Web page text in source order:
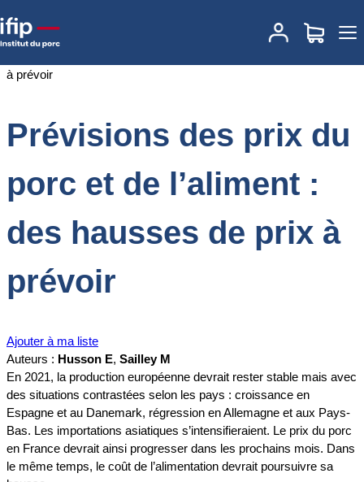
Accueil
Prévisions des prix du porc et de
l’aliment : des hausses de prix à prévoir
Prévisions des prix du
porc et de l’aliment :
des hausses de prix à
prévoir
Ajouter à ma liste
Auteurs : Husson E, Sailley M
En 2021, la production européenne devrait rester stable mais avec
des situations contrastées selon les pays : croissance en
Espagne et au Danemark, régression en Allemagne et aux Pays-
Bas. Les importations asiatiques s’intensifieraient. Le prix du porc
en France devrait ainsi progresser dans les prochains mois. Dans
le même temps, le coût de l’alimentation devrait poursuivre sa